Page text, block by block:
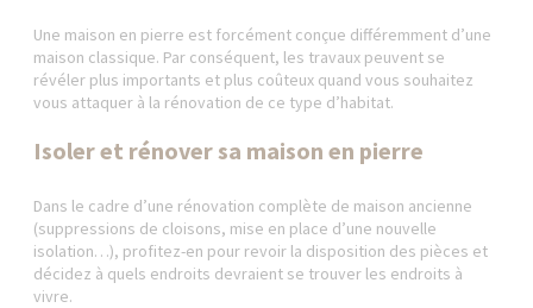
Une maison en pierre est forcément conçue différemment d’une
maison classique. Par conséquent, les travaux peuvent se
révéler plus importants et plus coûteux quand vous souhaitez
vous attaquer à la rénovation de ce type d’habitat.
Isoler et rénover sa maison en pierre
Dans le cadre d’une rénovation complète de maison ancienne
(suppressions de cloisons, mise en place d’une nouvelle
isolation…), profitez-en pour revoir la disposition des pièces et
décidez à quels endroits devraient se trouver les endroits à
vivre.